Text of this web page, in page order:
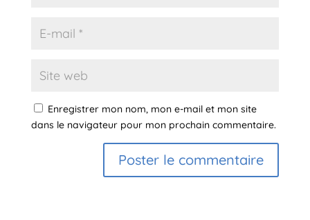
Enregistrer mon nom, mon e-mail et mon site
dans le navigateur pour mon prochain commentaire.